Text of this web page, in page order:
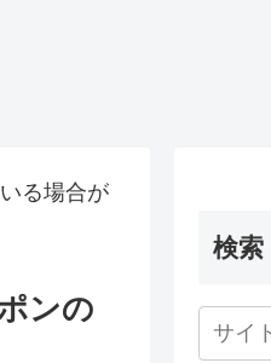
る場合が
ンの
検索